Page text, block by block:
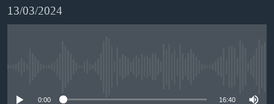
Đi
tới
GIẢI MÃ VÀNH ĐAI & CON ĐƯỜNG
HỌC TIẾNG ANH
MẠNG XÃ HỘI
13/03/2024
0:00 16:40